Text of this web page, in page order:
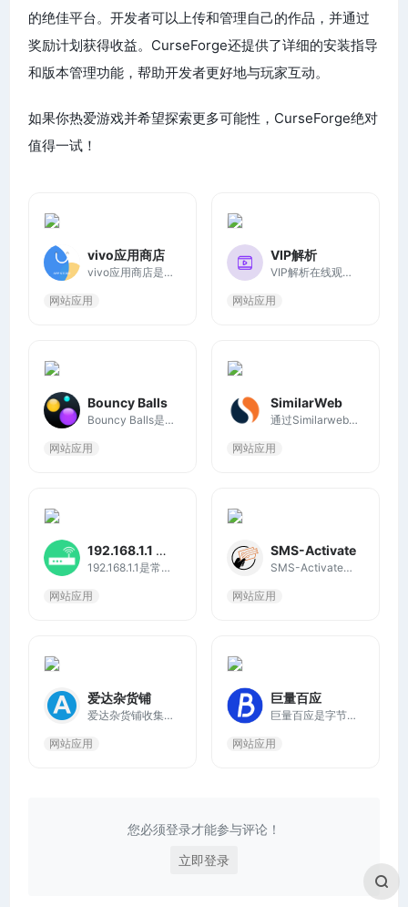
的绝佳平台。开发者可以上传和管理自己的作品，并通过
奖励计划获得收益。CurseForge还提供了详细的安装指导
和版本管理功能，帮助开发者更好地与玩家互动。
如果你热爱游戏并希望探索更多可能性，CurseForge绝对
值得一试！
vivo应用商店
vivo应用商店是vivo官方团队倾力打造的应用下载及管理平台，为vivo手机用户提供超过40万款免费的应用和游戏。由专业的团队运营，每天为您的爱机推荐最新、最热、最好玩的APP！
网站应用
VIP解析
VIP解析在线观看指南：首先进入视频网站，找到想要观看的VIP视频，然后复制链接（浏览器上的视频地址），然后将复制的链接地址粘贴到播放框，并点击播放按钮，最后等待解析完成，即可免费观看VIP视频。如果播放失败：1.检查地址是否正确；2.再次点击播放重试；3.选择其它接口
网站应用
Bouncy Balls
Bouncy Balls是一个免费的课堂噪音水平仪、监控和管理工具。如果你的学生太吵，只要打开网页，弹跳球对麦克风发出的声音做出反应。
网站应用
SimilarWeb
通过Similarweb的流量情报免费查看网站的流量分析：一键分析任何网站的统计信息、热门关键词、用户和地理位置等，可以帮助了解竞争对手、行业趋势以及用户行为。
网站应用
192.168.1.1 路由器设置
192.168.1.1是常见路由器设置的登陆入口，点击前往网站即可访问192.168.1.1，如忘记密码，可以尝试重置路由器重新设置密码，通常是长按路由器的reset键，直到指示灯闪烁。
网站应用
SMS-Activate
SMS-Activate主要用于提供虚拟手机号以接收短信验证码。这些手机虚拟号码可以用于注册各种在线服务和应用程序，而无需使用个人的真实电话号码。
网站应用
爱达杂货铺
爱达杂货铺收集精品网络免费资源、包括免费视频、网盘搜索、软件、网站和各类资源，追剧、看书、听歌、各种学习资料，实用工具等，功能全到说不完，欢迎前来探索。
网站应用
巨量百应
巨量百应是字节跳动旗下的抖音电商平台，为商家、达人和机构提供了丰富的功能和资源。达人工作台则是内容创作者的得力助手，帮助他们更好地管理内容、分析数据、实现商业变现。
网站应用
您必须登录才能参与评论！
立即登录